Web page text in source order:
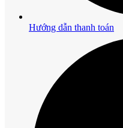
Hướng dẫn thanh toán